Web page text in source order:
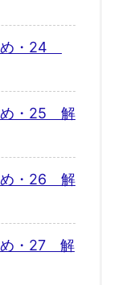
め・24
め・25 解
め・26 解
め・27 解